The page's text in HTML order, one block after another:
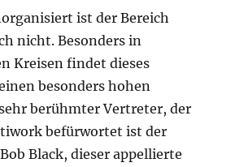
ist der Bereich
nicht. Besonders in
Kreisen findet dieses
besonders hohen
berühmter Vertreter, der
befürwortet ist der
Black, dieser appellierte